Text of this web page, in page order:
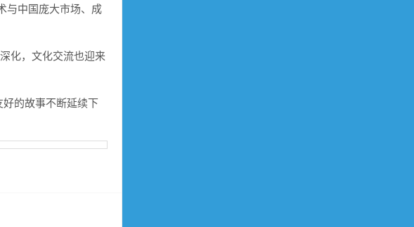
与中国庞大市场、成
化，文化交流也迎来
的故事不断延续下